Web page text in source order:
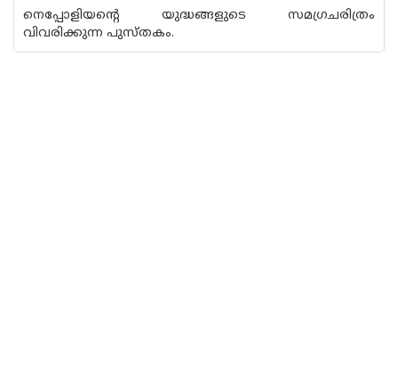
നെപ്പോളിയന്റെ യുദ്ധങ്ങളുടെ സമഗ്രചരിത്രം
വിവരിക്കുന്ന പുസ്തകം.